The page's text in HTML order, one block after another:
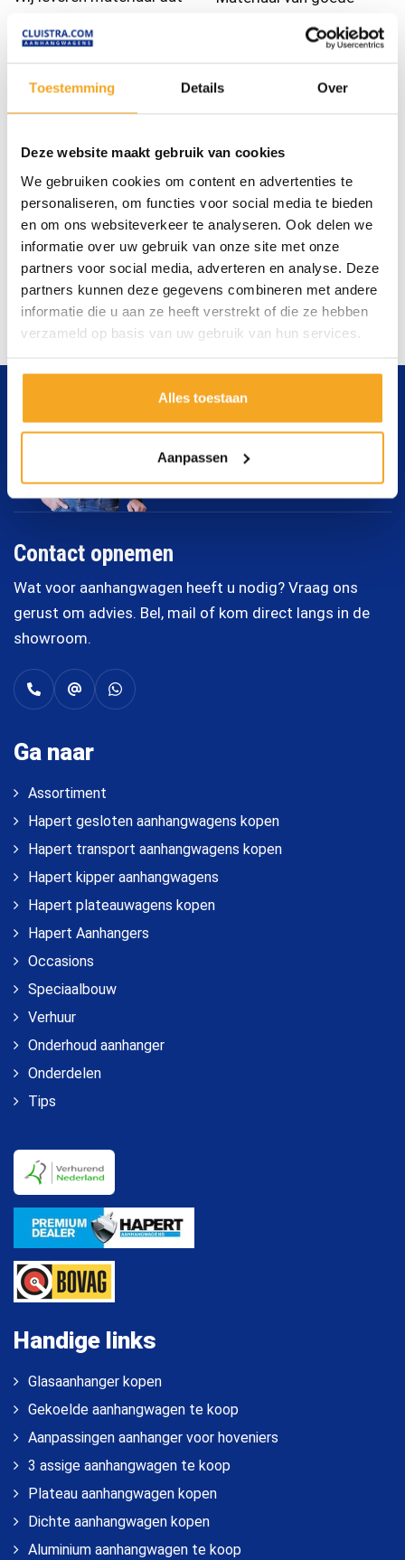
Toestemming Details Over
Deze website maakt gebruik van cookies
We gebruiken cookies om content en advertenties te
personaliseren, om functies voor social media te bieden
en om ons websiteverkeer te analyseren. Ook delen we
informatie over uw gebruik van onze site met onze
partners voor social media, adverteren en analyse. Deze
partners kunnen deze gegevens combineren met andere
informatie die u aan ze heeft verstrekt of die ze hebben
verzameld op basis van uw gebruik van hun services.
Alles toestaan
Aanpassen
kwaliteit is belangrijk bij
Geen lange wachttijden
doordat wij veel op
voorraad hebben.
u, daar kunt u op
vertrouwen.
Contact opnemen
Wat voor aanhangwagen heeft u nodig? Vraag ons
gerust om advies. Bel, mail of kom direct langs in de
showroom.
Ga naar
Assortiment
Hapert gesloten aanhangwagens kopen
Hapert transport aanhangwagens kopen
Hapert kipper aanhangwagens
Hapert plateauwagens kopen
Hapert Aanhangers
Occasions
Speciaalbouw
Verhuur
Onderhoud aanhanger
Onderdelen
Tips
Handige links
Glasaanhanger kopen
Gekoelde aanhangwagen te koop
Aanpassingen aanhanger voor hoveniers
3 assige aanhangwagen te koop
Plateau aanhangwagen kopen
Dichte aanhangwagen kopen
Aluminium aanhangwagen te koop